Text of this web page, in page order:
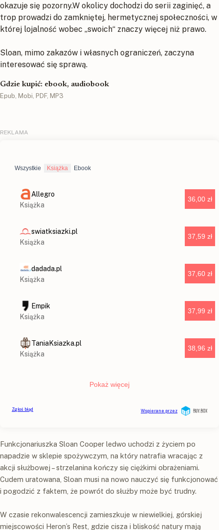
okazuje się pozorny.W okolicy dochodzi do serii zaginięć, a
trop prowadzi do zamkniętej, hermetycznej społeczności, w
której lojalność wobec „swoich“ znaczy więcej niż prawo.
Sloan, mimo zakazów i własnych ograniczeń, zaczyna
interesować się sprawą.
Gdzie kupić: ebook, audiobook
Epub, Mobi, PDF, MP3
Funkcjonariuszka Sloan Cooper ledwo uchodzi z życiem po
napadzie w sklepie spożywczym, na który natrafia wracając z
akcji służbowej – strzelanina kończy się ciężkimi obrażeniami.
Cudem uratowana, Sloan musi na nowo nauczyć się funkcjonować
i pogodzić z faktem, że powrót do służby może być trudny.
W czasie rekonwalescencji zamieszkuje w niewielkiej, górskiej
miejscowości Heron’s Rest, gdzie cisza i bliskość natury mają